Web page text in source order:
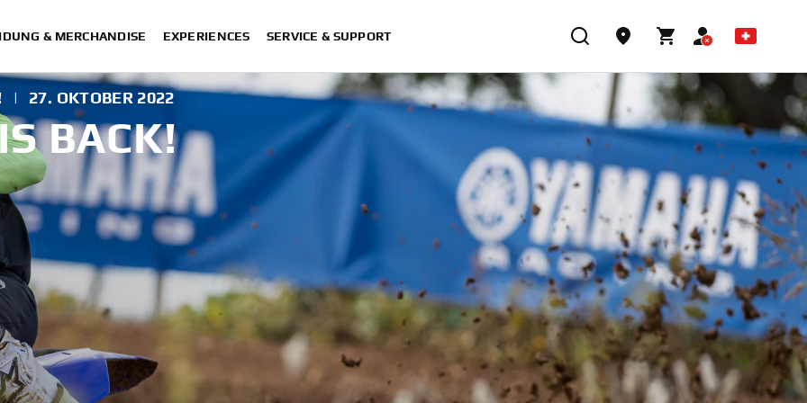
& MERCHANDISE EXPERIENCES SERVICE & SUPPORT
| 27. OKTOBER 2022
BACK!